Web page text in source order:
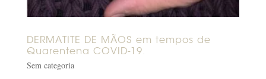
DERMATITE DE MÃOS em tempos de
Quarentena COVID-19.
Sem categoria